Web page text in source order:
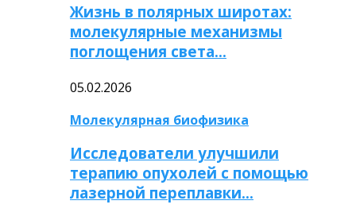
Жизнь в полярных широтах:
молекулярные механизмы
поглощения света…
05.02.2026
Молекулярная биофизика
Исследователи улучшили
терапию опухолей с помощью
лазерной переплавки…